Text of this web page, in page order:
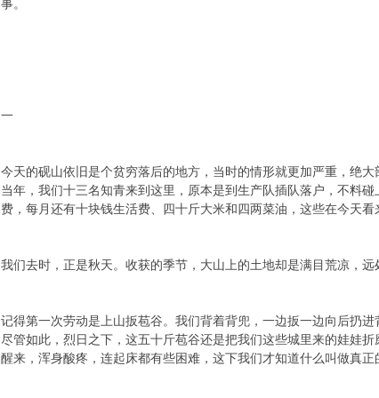
事。
一
今天的砚山依旧是个贫穷落后的地方，当时的情形就更加严重，绝
当年，我们十三名知青来到这里，原本是到生产队插队落户，不料
费，每月还有十块钱生活费、四十斤大米和四两菜油，这些在今天
我们去时，正是秋天。收获的季节，大山上的土地却是满目荒凉，
记得第一次劳动是上山扳苞谷。我们背着背兜，一边扳一边向后扔
尽管如此，烈日之下，这五十斤苞谷还是把我们这些城里来的娃娃
醒来，浑身酸疼，连起床都有些困难，这下我们才知道什么叫做真